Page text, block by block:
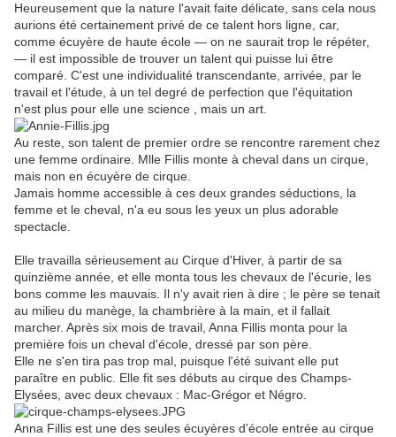
Heureusement que la nature l'avait faite délicate, sans cela nous
aurions été certainement privé de ce talent hors ligne, car,
comme écuyère de haute école — on ne saurait trop le répéter,
— il est impossible de trouver un talent qui puisse lui être
comparé. C'est une individualité transcendante, arrivée, par le
travail et l'étude, à un tel degré de perfection que l'équitation
n'est plus pour elle une science , mais un art.
Au reste, son talent de premier ordre se rencontre rarement chez
une femme ordinaire. Mlle Fillis monte à cheval dans un cirque,
mais non en écuyère de cirque.
Jamais homme accessible à ces deux grandes séductions, la
femme et le cheval, n'a eu sous les yeux un plus adorable
spectacle.
Elle travailla sérieusement au Cirque d'Hiver, à partir de sa
quinzième année, et elle monta tous les chevaux de l'écurie, les
bons comme les mauvais. Il n'y avait rien à dire ; le père se tenait
au milieu du manège, la chambrière à la main, et il fallait
marcher. Après six mois de travail, Anna Fillis monta pour la
première fois un cheval d'école, dressé par son père.
Elle ne s'en tira pas trop mal, puisque l'été suivant elle put
paraître en public. Elle fit ses débuts au cirque des Champs-
Elysées, avec deux chevaux : Mac-Grégor et Négro.
Anna Fillis est une des seules écuyères d'école entrée au cirque